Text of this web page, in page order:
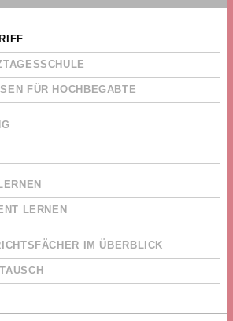
FÜR HOCHBEGABTE
LERNEN
IM ÜBERBLICK